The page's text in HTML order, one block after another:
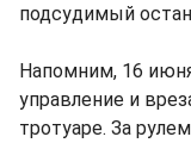
подсудимый
Напомним, 16
управление и
тротуаре. За